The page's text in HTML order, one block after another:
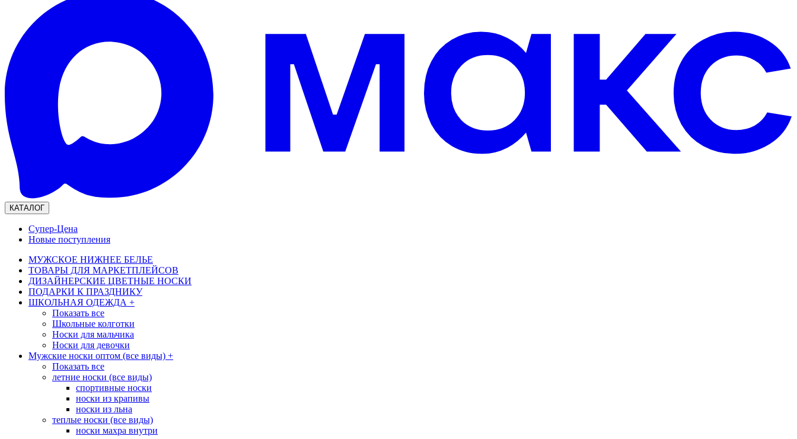
КАТАЛОГ
Супер-Цена
Новые поступления
МУЖСКОЕ НИЖНЕЕ БЕЛЬЕ
ТОВАРЫ ДЛЯ МАРКЕТПЛЕЙСОВ
ДИЗАЙНЕРСКИЕ ЦВЕТНЫЕ НОСКИ
ПОДАРКИ К ПРАЗДНИКУ
ШКОЛЬНАЯ ОДЕЖДА +
Показать все
Школьные колготки
Носки для мальчика
Носки для девочки
Мужские носки оптом (все виды) +
Показать все
летние носки (все виды)
спортивные носки
носки из крапивы
носки из льна
теплые носки (все виды)
носки махра внутри